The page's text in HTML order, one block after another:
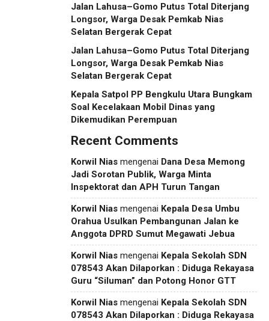
Jalan Lahusa–Gomo Putus Total Diterjang
Longsor, Warga Desak Pemkab Nias
Selatan Bergerak Cepat
Jalan Lahusa–Gomo Putus Total Diterjang
Longsor, Warga Desak Pemkab Nias
Selatan Bergerak Cepat
Kepala Satpol PP Bengkulu Utara Bungkam
Soal Kecelakaan Mobil Dinas yang
Dikemudikan Perempuan
Recent Comments
Korwil Nias mengenai Dana Desa Memong
Jadi Sorotan Publik, Warga Minta
Inspektorat dan APH Turun Tangan
Korwil Nias mengenai Kepala Desa Umbu
Orahua Usulkan Pembangunan Jalan ke
Anggota DPRD Sumut Megawati Jebua
Korwil Nias mengenai Kepala Sekolah SDN
078543 Akan Dilaporkan : Diduga Rekayasa
Guru “Siluman” dan Potong Honor GTT
Korwil Nias mengenai Kepala Sekolah SDN
078543 Akan Dilaporkan : Diduga Rekayasa